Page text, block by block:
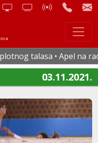
talasa • Apel na
03.11.2021.